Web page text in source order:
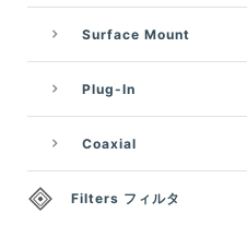
Surface Mount
Plug-In
Coaxial
Filters フィルタ